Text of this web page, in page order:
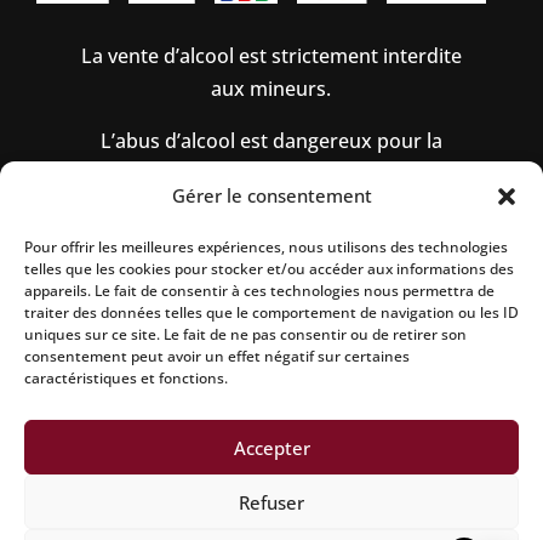
Gérer le consentement
Pour offrir les meilleures expériences, nous utilisons des technologies
telles que les cookies pour stocker et/ou accéder aux informations des
appareils. Le fait de consentir à ces technologies nous permettra de
traiter des données telles que le comportement de navigation ou les ID
uniques sur ce site. Le fait de ne pas consentir ou de retirer son
consentement peut avoir un effet négatif sur certaines
caractéristiques et fonctions.
Accepter
Refuser
La vente d’alcool est strictement interdite
aux mineurs.
L’abus d’alcool est dangereux pour la
Mentions légales |Politique de confidentialité|
Conditions générales de vente|Politique de
remboursement|Politique d’expedition|Site
réalisé par Aline CONSALVO
experience gastronomique reims